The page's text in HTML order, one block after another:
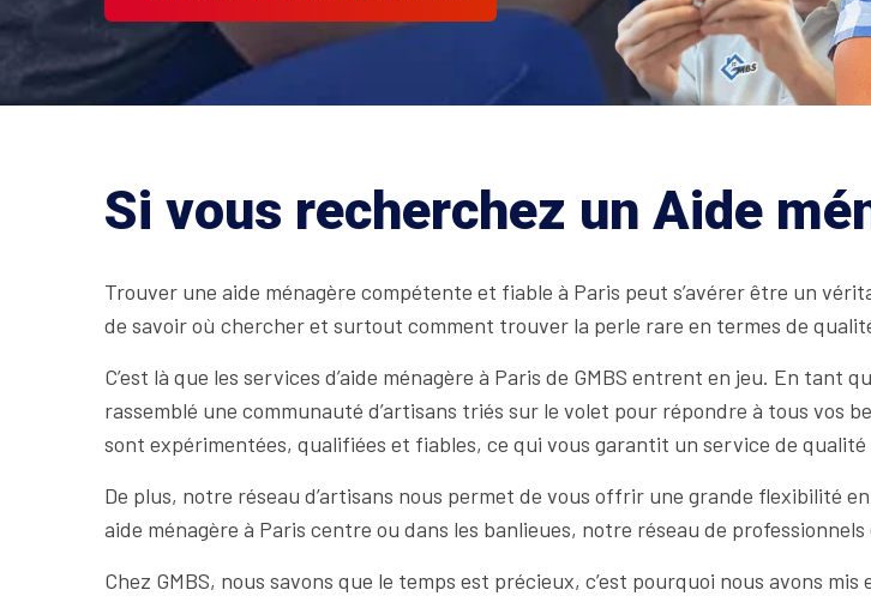
Si vous recherchez un Aide
Trouver une aide ménagère compétente et fiable à Paris peut s’avérer être un
de savoir où chercher et surtout comment trouver la perle rare en termes de
C’est là que les services d’aide ménagère à Paris de GMBS entrent en jeu. En tant
rassemblé une communauté d’artisans triés sur le volet pour répondre à tous vos
sont expérimentées, qualifiées et fiables, ce qui vous garantit un service de
De plus, notre réseau d’artisans nous permet de vous offrir une grande flexibilité
aide ménagère à Paris centre ou dans les banlieues, notre réseau de
Chez GMBS, nous savons que le temps est précieux, c’est pourquoi nous avons